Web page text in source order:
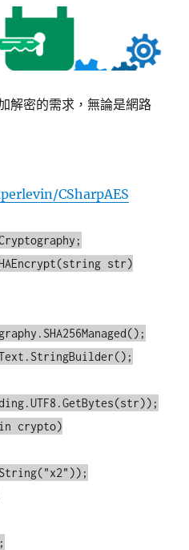
解密的需求，無論是網路
CSharpAES
str)
crypto)